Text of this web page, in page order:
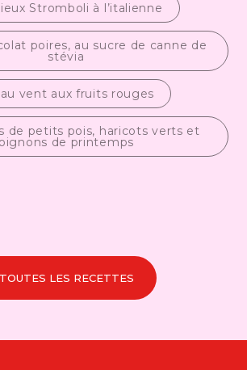
Stromboli à l’italienne
poires, au sucre de canne de
stévia
vent aux fruits rouges
de petits pois, haricots verts et
oignons de printemps
TOUTES LES RECETTES